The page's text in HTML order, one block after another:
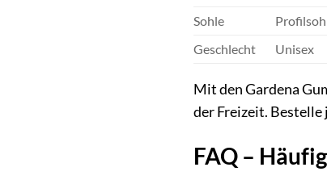
Sohle
Geschlecht
Unisex
Mit den Gardena
der Freizeit.
FAQ –